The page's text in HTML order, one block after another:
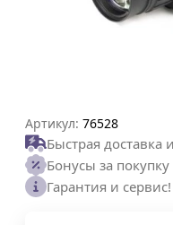
Артикул: 76528
Быстрая доставка
Бонусы за покупку
Гарантия и сервис!